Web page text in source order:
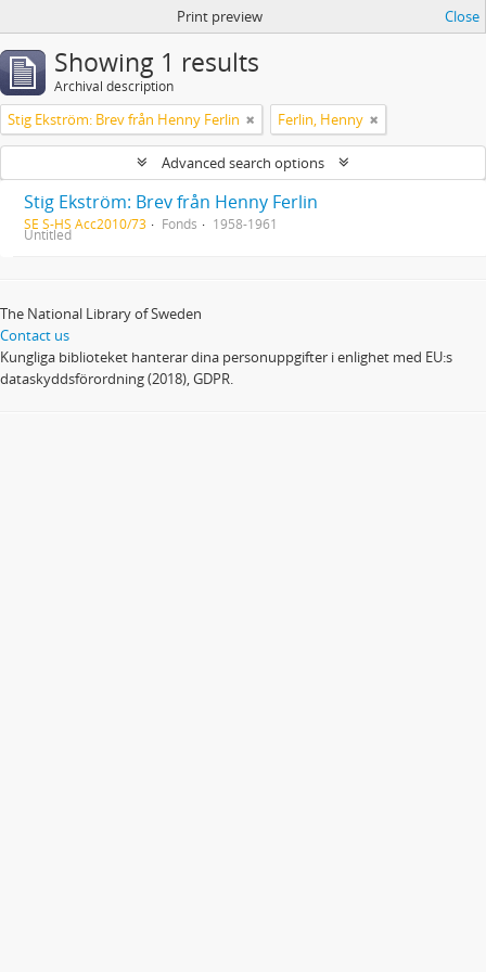
Print preview Close
Showing 1 results
Archival description
Stig Ekström: Brev från Henny Ferlin Ferlin, Henny
Advanced search options
Stig Ekström: Brev från Henny Ferlin
SE S-HS Acc2010/73 Fonds 1958-1961
Untitled
The National Library of Sweden
Contact us
Kungliga biblioteket hanterar dina personuppgifter i enlighet med EU:s
dataskyddsförordning (2018), GDPR.